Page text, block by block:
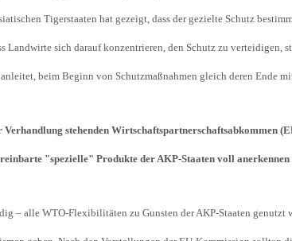
Tigerstaaten hat gezeigt, dass der gezielte Schutz
Landwirte sich darauf konzentrieren, den Schutz zu verteidigen,
beim Beginn von Schutzmaßnahmen gleich deren Ende
stehenden Wirtschaftspartnerschaftsabkommen
"spezielle" Produkte der AKP-Staaten voll
– alle WTO-Flexibilitäten zu Gunsten der AKP-Staaten